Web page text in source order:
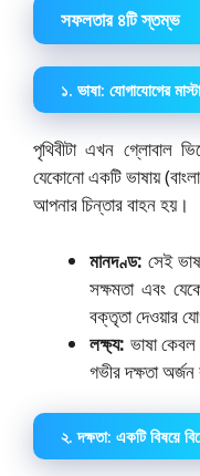
সফলতার ৪টি স্তম্ভ
১. ভাষা: যোগাযোগের
পৃথিবীটা এখন গ্লোবাল
যেকোনো একটি ভাষায়
আপনার চিন্তার বাহন হয়।
মানদণ্ড: সেই
সক্ষমতা এবং
বক্তৃতা দেওয়ার
লক্ষ্য: ভাষা
গভীর দক্ষতা
২. দক্ষতা: একটি